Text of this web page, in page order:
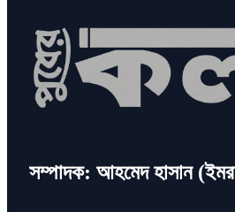
সম্পাদক: আহমেদ হাসান